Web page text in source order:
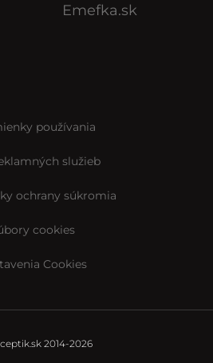
Emefka.sk
používania
služieb
ochrany súkromia
cookies
Cookies
2014-2026